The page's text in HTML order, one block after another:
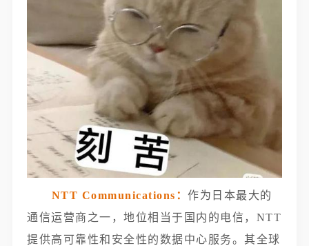
NTT Communications：作为日本最大的
通信运营商之一，地位相当于国内的电信，NTT
提供高可靠性和安全性的数据中心服务。其全球